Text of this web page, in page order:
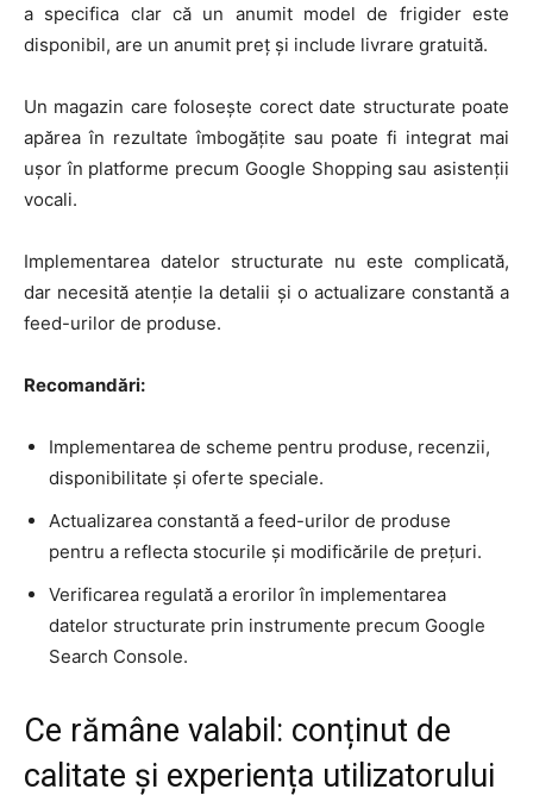
a specifica clar că un anumit model de frigider este
disponibil, are un anumit preț și include livrare gratuită.
Un magazin care folosește corect date structurate poate
apărea în rezultate îmbogățite sau poate fi integrat mai
ușor în platforme precum Google Shopping sau asistenții
vocali.
Implementarea datelor structurate nu este complicată,
dar necesită atenție la detalii și o actualizare constantă a
feed-urilor de produse.
Recomandări:
Implementarea de scheme pentru produse, recenzii,
disponibilitate și oferte speciale.
Actualizarea constantă a feed-urilor de produse
pentru a reflecta stocurile și modificările de prețuri.
Verificarea regulată a erorilor în implementarea
datelor structurate prin instrumente precum Google
Search Console.
Ce rămâne valabil: conținut de
calitate și experiența utilizatorului